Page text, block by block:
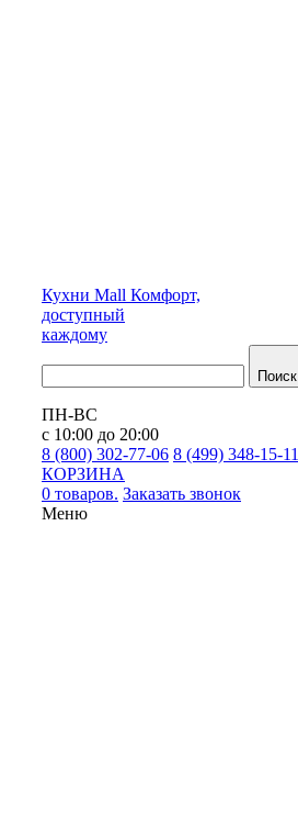
Кухни Mall Комфорт,
доступный
каждому
Поиск
ПН-ВС
с 10:00 до 20:00
8 (800) 302-77-06 8 (499) 348-15-11
КОРЗИНА
0 товаров. Заказать звонок
Меню